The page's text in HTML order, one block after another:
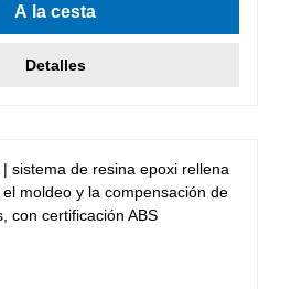
A la cesta
Detalles